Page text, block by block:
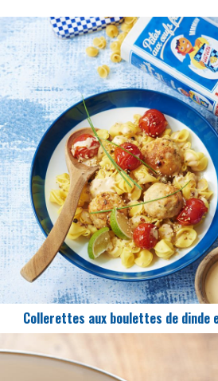
DIFFICULTÉ
PRÉPARATION
15 Min
Collerettes aux boulettes de dinde